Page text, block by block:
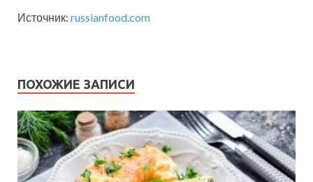
Источник: russianfood.com
ПОХОЖИЕ ЗАПИСИ